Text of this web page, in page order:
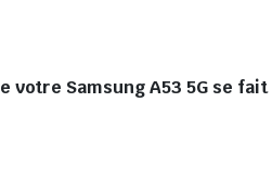
votre Samsung A53 5G se